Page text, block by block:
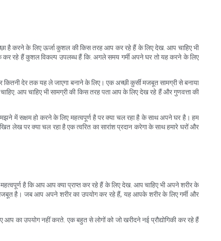
है करने के लिए ऊर्जा कुशल की किस तरह आप कर रहे हैं के लिए देख. आप चाहिए भी
कर रहे हैं कुशल विकल्प उपलब्ध हैं कि. अगले समय गर्मी अपने घर तो यह करने के लिए
देर तक यह ले जाएगा बनाने के लिए। एक अच्छी कुर्सी मजबूत सामग्री से बनाया
आप चाहिए भी सामग्री की किस तरह पता आप के लिए देख रहे हैं और गुणवत्ता की
में सक्षम हो करने के लिए महत्वपूर्ण है पर क्या चल रहा है के साथ अपने घर है। हम
लेख पर क्या चल रहा है एक त्वरित का सारांश प्रदान करेगा के साथ हमारे घरों और
है कि आप आप क्या प्राप्त कर रहे हैं के लिए देख. आप चाहिए भी अपने शरीर के
है। जब आप अपने शरीर का उपयोग कर रहे हैं, यह आपके शरीर के लिए गर्मी और
का उपयोग नहीं करते. एक बहुत से लोगों को जो खरीदने नई प्रौद्योगिकी कर रहे हैं